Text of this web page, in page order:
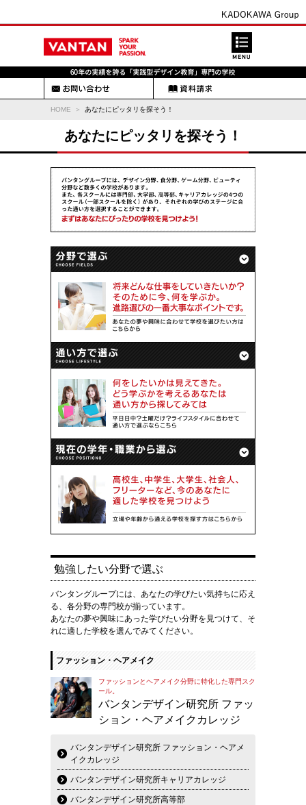
HOME あなたにピッタリを探そう！
あなたにピッタリを探そう！
勉強したい分野で選ぶ
バンタングループには、あなたの学びたい気持ちに応え
る、各分野の専門校が揃っています。
あなたの夢や興味にあった学びたい分野を見つけて、そ
れに適した学校を選んでみてください。
ファッション・ヘアメイク
ファッションとヘアメイク分野に特化した専門スク
ール。
バンタンデザイン研究所 ファッ
ション・ヘアメイクカレッジ
バンタンデザイン研究所 ファッション・ヘアメ
イクカレッジ
バンタンデザイン研究所キャリアカレッジ
バンタンデザイン研究所高等部